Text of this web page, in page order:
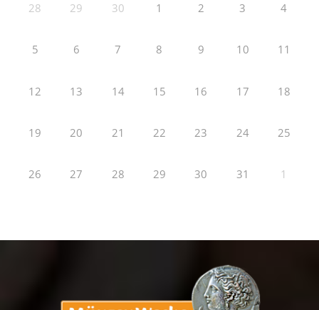
28 29 30 1 2 3 4
5 6 7 8 9 10 11
12 13 14 15 16 17 18
19 20 21 22 23 24 25
26 27 28 29 30 31 1